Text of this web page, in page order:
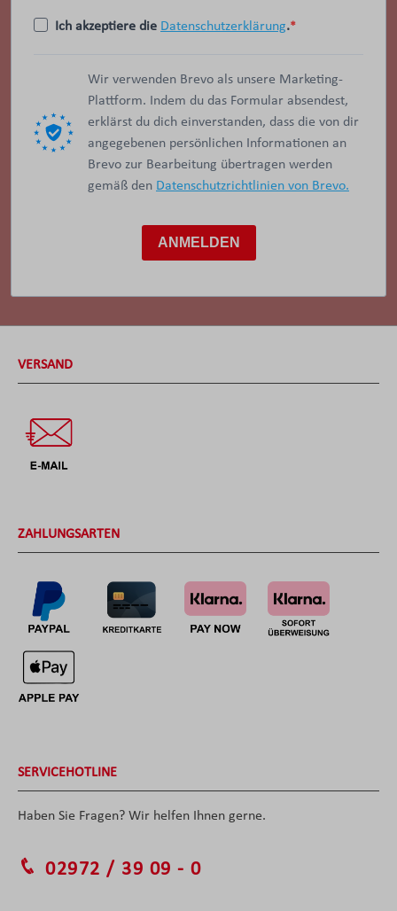
Ich akzeptiere die Datenschutzerklärung.
Wir verwenden Brevo als unsere Marketing-
Plattform. Indem du das Formular absendest,
erklärst du dich einverstanden, dass die von dir
angegebenen persönlichen Informationen an
Brevo zur Bearbeitung übertragen werden
gemäß den Datenschutzrichtlinien von Brevo.
ANMELDEN
VERSAND
ZAHLUNGSARTEN
SERVICEHOTLINE
Haben Sie Fragen? Wir helfen Ihnen gerne.
02972 / 39 09 - 0